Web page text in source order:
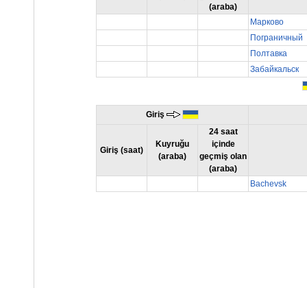
(araba)
Марково
Пограничный
Полтавка
Забайкальск
Giriş
Giriş (saat)
Kuyruğu
(araba)
24 saat
içinde
geçmiş olan
(araba)
Bachevsk